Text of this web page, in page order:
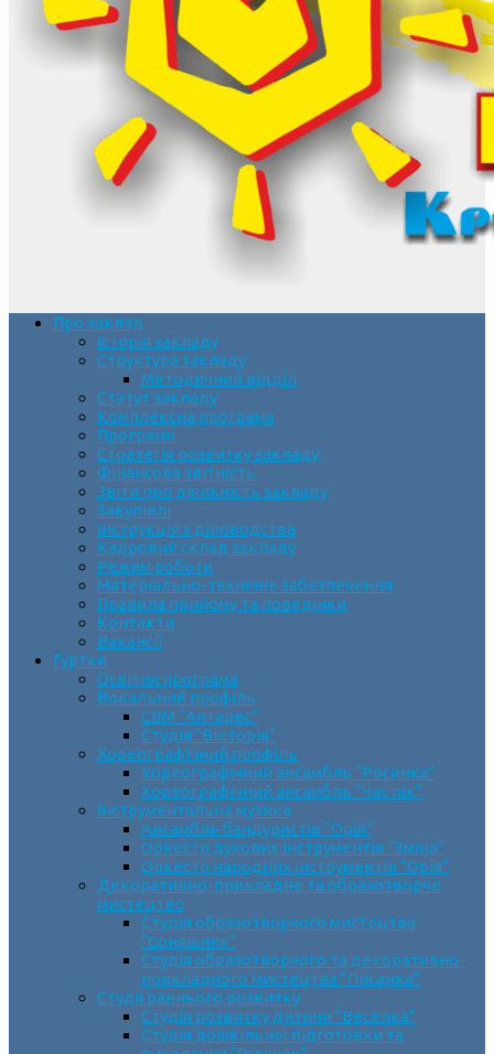
Про заклад
Історія закладу
Структура закладу
Методичний відділ
Статут закладу
Комплексна програма
Програми
Стратегія розвитку закладу
Фінансова звітність
Звіти про діяльність закладу
Закупівлі
Інструкція з діловодства
Кадровий склад закладу
Режим роботи
Матеріально-технічне забезпечення
Правила прийому та поведінки
Контакти
Вакансії
Гуртки
Освітня програма
Вокальний профіль
СВМ “Антарес”
Студія “Вікторія”
Хореографічний профіль
Хореографічний ансамбль “Росинка”
Хореографічний ансамбль “Час пік”
Інструментальна музика
Ансамбль бандуристів “Орія”
Оркестр духових інструментів “Зміна”
Оркестр народних інструментів “Орія”
Декоративно-прикладне та образотворче
мистецтво
Cтудія образотворчого мистецтва
“Соняшник”
Студія образотворчого та декоративно-
прикладного мистецтва “Писанка”
Студії раннього розвитку
Студія розвитку дитини “Веселка”
Студія дошкільної підготовки та